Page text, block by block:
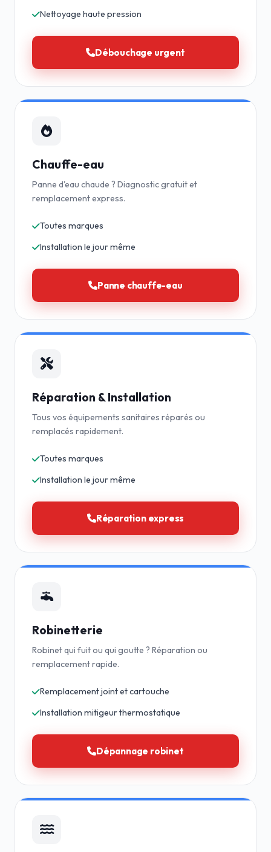
Nettoyage haute pression
Débouchage urgent
Chauffe-eau
Panne d'eau chaude ? Diagnostic gratuit et
remplacement express.
Toutes marques
Installation le jour même
Panne chauffe-eau
Réparation & Installation
Tous vos équipements sanitaires réparés ou
remplacés rapidement.
Toutes marques
Installation le jour même
Réparation express
Robinetterie
Robinet qui fuit ou qui goutte ? Réparation ou
remplacement rapide.
Remplacement joint et cartouche
Installation mitigeur thermostatique
Dépannage robinet